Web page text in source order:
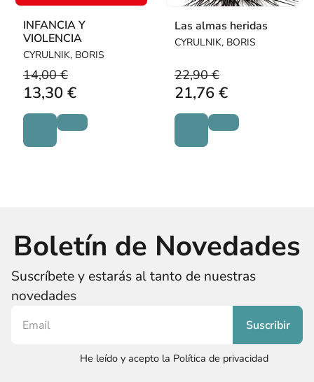
INFANCIA Y
VIOLENCIA
CYRULNIK, BORIS
14,00 €
13,30 €
Las almas heridas
CYRULNIK, BORIS
22,90 €
21,76 €
Boletín de Novedades
Suscríbete y estarás al tanto de nuestras
novedades
He leído y acepto la Política de privacidad